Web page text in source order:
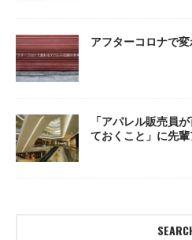
アフターコロナで
「アパレル販売員
ておくこと」に先輩